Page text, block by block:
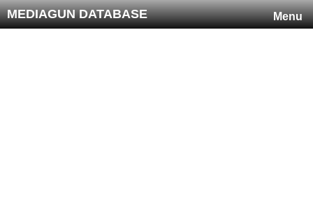
Menu
MEDIAGUN DATABASE